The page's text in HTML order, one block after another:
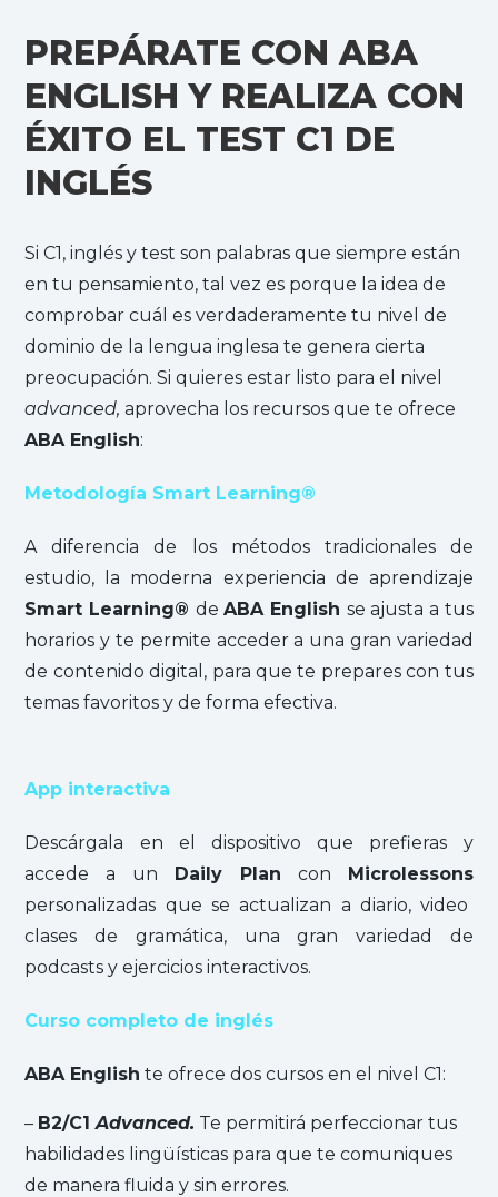
PREPÁRATE CON ABA
ENGLISH Y REALIZA CON
ÉXITO EL TEST C1 DE
INGLÉS
Si C1, inglés y test son palabras que siempre están
en tu pensamiento, tal vez es porque la idea de
comprobar cuál es verdaderamente tu nivel de
dominio de la lengua inglesa te genera cierta
preocupación. Si quieres estar listo para el nivel
advanced, aprovecha los recursos que te ofrece
ABA English:
Metodología Smart Learning®
A diferencia de los métodos tradicionales de
estudio, la moderna experiencia de aprendizaje
Smart Learning® deABA English se ajusta a tus
horarios y te permite acceder a una gran variedad
de contenido digital, para que te prepares con tus
temas favoritos y de forma efectiva.
App interactiva
Descárgala en el dispositivo que prefieras y
accede a un Daily Plan con Microlessons
personalizadas que se actualizan a diario, video
clases de gramática, una gran variedad de
podcasts y ejercicios interactivos.
Curso completo de inglés
ABA English te ofrece dos cursos en el nivel C1:
– B2/C1Advanced. Te permitirá perfeccionar tus
habilidades lingüísticas para que te comuniques
de manera fluida y sin errores.